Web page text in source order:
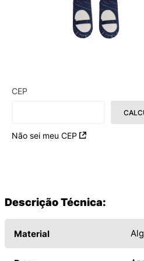
CEP
Não sei meu CEP
Descrição Técnica:
Material